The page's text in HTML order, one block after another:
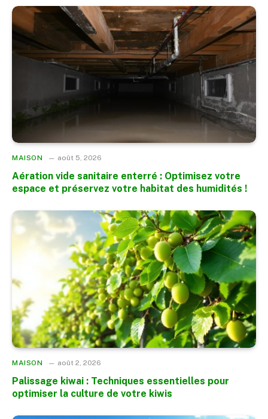
MAISON août 5, 2026
Aération vide sanitaire enterré : Optimisez votre
espace et préservez votre habitat des humidités !
MAISON août 2, 2026
Palissage kiwai : Techniques essentielles pour
optimiser la culture de votre kiwis